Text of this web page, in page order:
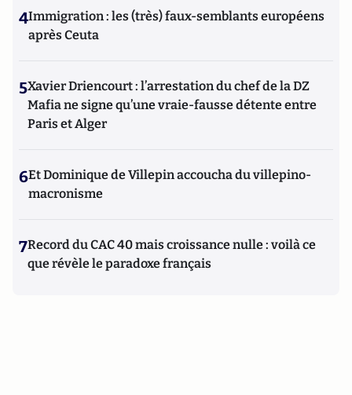
4Immigration : les (très) faux-semblants européens
après Ceuta
5Xavier Driencourt : l’arrestation du chef de la DZ
Mafia ne signe qu’une vraie-fausse détente entre
Paris et Alger
6Et Dominique de Villepin accoucha du villepino-
macronisme
7Record du CAC 40 mais croissance nulle : voilà ce
que révèle le paradoxe français